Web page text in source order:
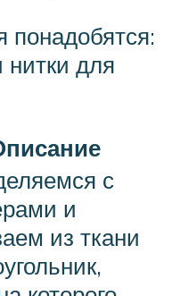
понадобятся:
нитки для
с
и
из ткани